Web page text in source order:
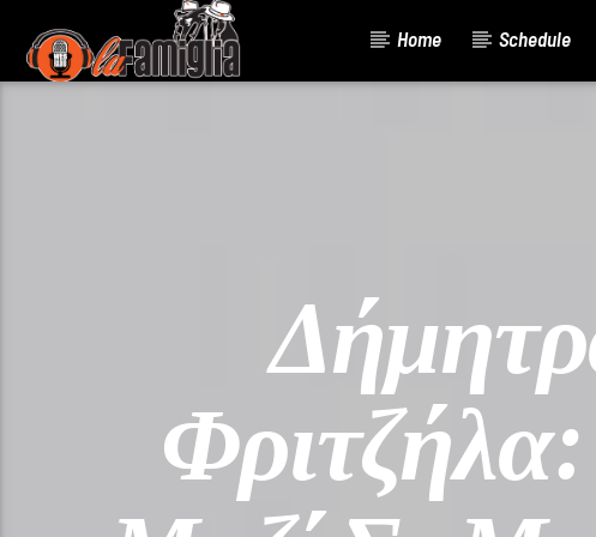
Home Schedule